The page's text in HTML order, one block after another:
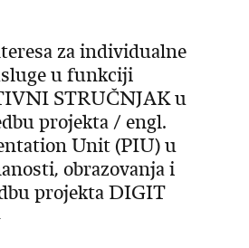
za individualne
u funkciji
STRUČNJAK u
projekta / engl.
Unit (PIU) u
obrazovanja i
projekta DIGIT